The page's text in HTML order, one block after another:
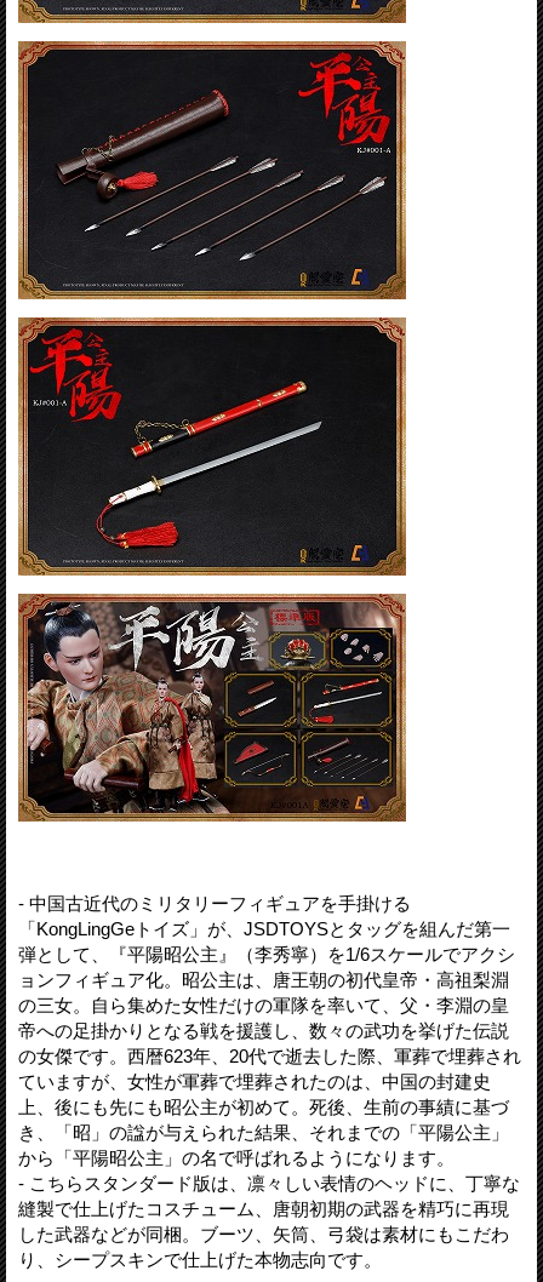
- 中国古近代のミリタリーフィギュアを手掛ける
「KongLingGeトイズ」が、JSDTOYSとタッグを組んだ第一
弾として、『平陽昭公主』（李秀寧）を1/6スケールでアクシ
ョンフィギュア化。昭公主は、唐王朝の初代皇帝・高祖梨淵
の三女。自ら集めた女性だけの軍隊を率いて、父・李淵の皇
帝への足掛かりとなる戦を援護し、数々の武功を挙げた伝説
の女傑です。西暦623年、20代で逝去した際、軍葬で埋葬され
ていますが、女性が軍葬で埋葬されたのは、中国の封建史
上、後にも先にも昭公主が初めて。死後、生前の事績に基づ
き、「昭」の諡が与えられた結果、それまでの「平陽公主」
から「平陽昭公主」の名で呼ばれるようになります。
- こちらスタンダード版は、凛々しい表情のヘッドに、丁寧な
縫製で仕上げたコスチューム、唐朝初期の武器を精巧に再現
した武器などが同梱。ブーツ、矢筒、弓袋は素材にもこだわ
り、シープスキンで仕上げた本物志向です。